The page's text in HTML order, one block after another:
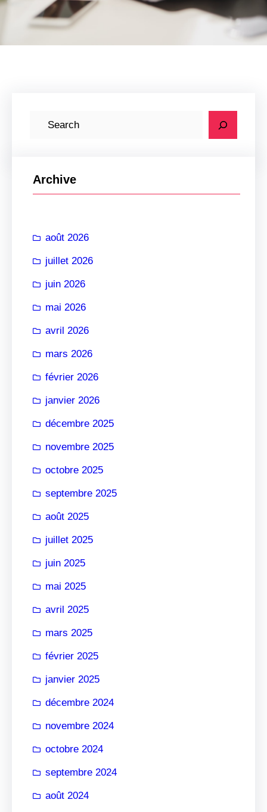
h
e
Archive
août 2026
juillet 2026
juin 2026
mai 2026
avril 2026
mars 2026
février 2026
janvier 2026
décembre 2025
novembre 2025
octobre 2025
septembre 2025
août 2025
juillet 2025
juin 2025
mai 2025
avril 2025
mars 2025
février 2025
janvier 2025
décembre 2024
novembre 2024
octobre 2024
septembre 2024
août 2024